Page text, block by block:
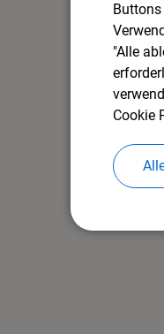
Buttons
"Alle
Cookie